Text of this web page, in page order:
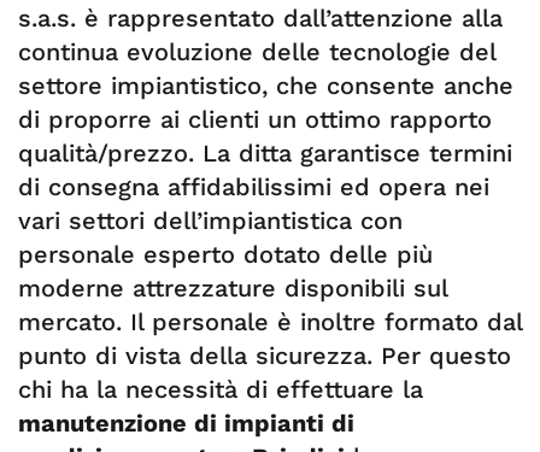
s.a.s. è rappresentato dall’attenzione alla
continua evoluzione delle tecnologie del
settore impiantistico, che consente anche
di proporre ai clienti un ottimo rapporto
qualità/prezzo. La ditta garantisce termini
di consegna affidabilissimi ed opera nei
vari settori dell’impiantistica con
personale esperto dotato delle più
moderne attrezzature disponibili sul
mercato. Il personale è inoltre formato dal
punto di vista della sicurezza. Per questo
chi ha la necessità di effettuare la
manutenzione di impianti di